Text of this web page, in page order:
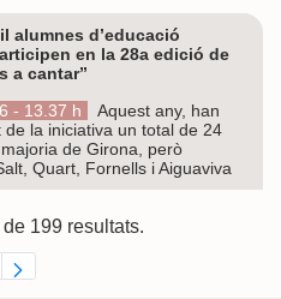
alumnes d’educació
en la 28a edició de
a cantar”
- 13.37 h
Aquest any, han
de la iniciativa un total de 24
de Girona, però
Quart, Fornells i Aiguaviva
199 resultats.
TAB per navegar.Utilitzeu TAB per navegar.